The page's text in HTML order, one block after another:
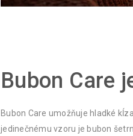
Bubon Care
Bubon Care umožňuje hladké
jedinečnému vzoru je bubon